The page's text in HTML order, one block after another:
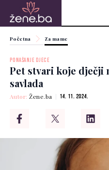
Početna Za mame
PONAŠANJE DJECE
Pet stvari koje dječji
savlada
Autor:Žene.ba 14. 11. 2024.